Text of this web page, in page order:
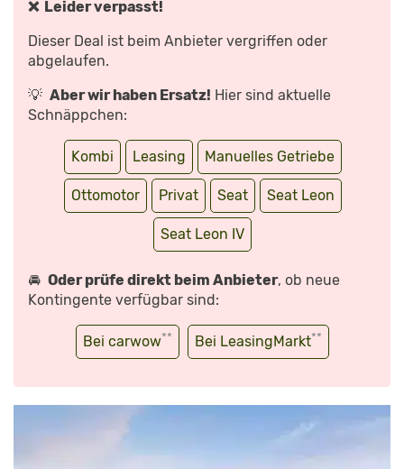
❌ Leider verpasst!
Dieser Deal ist beim Anbieter vergriffen oder
abgelaufen.
💡 Aber wir haben Ersatz! Hier sind aktuelle
Schnäppchen:
Kombi Leasing Manuelles Getriebe
Ottomotor Privat Seat Seat Leon
Seat Leon IV
🚘 Oder prüfe direkt beim Anbieter, ob neue
Kontingente verfügbar sind:
Bei carwow** Bei LeasingMarkt**
VON
YOUTUBE
ANZEIGEN